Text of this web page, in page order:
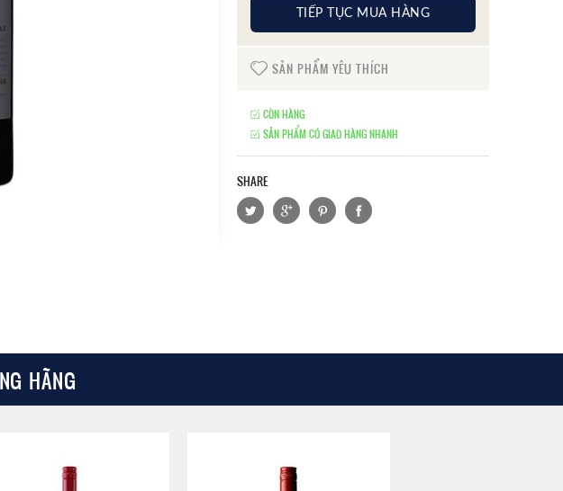
TIẾP TỤC MUA HÀNG
SẢN PHẨM YÊU THÍCH
CÒN HÀNG
SẢN PHẨM CÓ GIAO HÀNG NHANH
SHARE
HÃNG